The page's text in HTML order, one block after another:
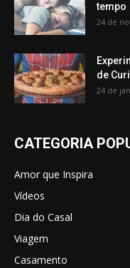
tempo
24 de
de
24 de
CATEGORIA
Amor que Inspira
Vídeos
Dia do Casal
Viagem
Casamento